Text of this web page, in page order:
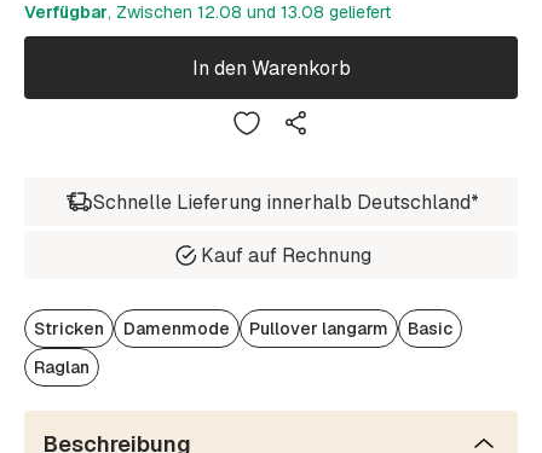
Verfügbar, Zwischen 12.08 und 13.08 geliefert
In den Warenkorb
Schnelle Lieferung innerhalb Deutschland*
Kauf auf Rechnung
Stricken Damenmode Pullover langarm
Basic
Raglan
Beschreibung